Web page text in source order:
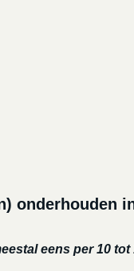
onderhouden
eens per 10 tot